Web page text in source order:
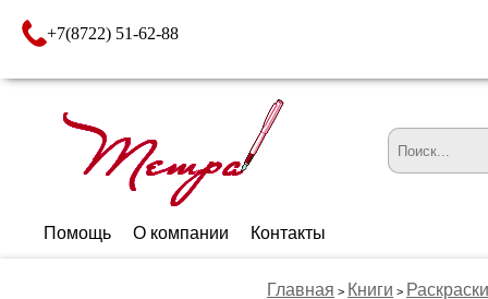
+7(8722) 51-62-88
Помощь О компании Контакты
Главная > Книги > Раскраски